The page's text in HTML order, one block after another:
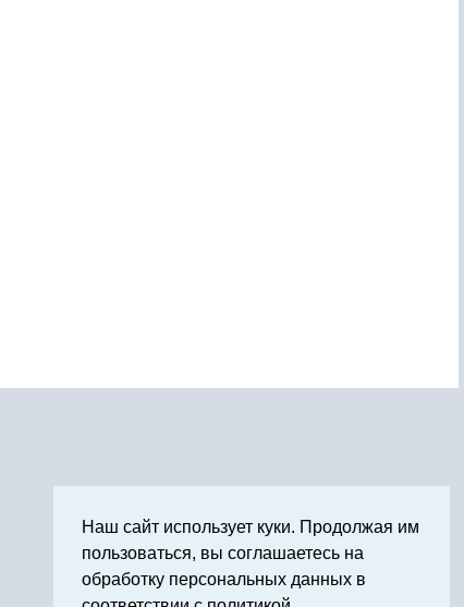
Наш сайт использует куки. Продолжая им
пользоваться, вы соглашаетесь на
обработку персональных данных в